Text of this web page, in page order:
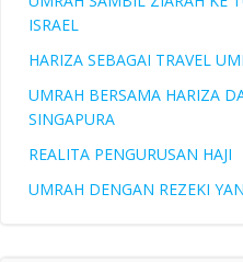
ISRAEL
HARIZA SEBAGAI TRAVEL
UMRAH BERSAMA HARIZA
SINGAPURA
REALITA PENGURUSAN HAJI
UMRAH DENGAN REZEKI